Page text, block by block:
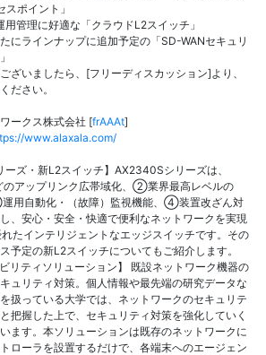
ポイント」
用管理に好適な「クラウドL2スイッチ」
にラインナップに追加予定の「SD-WANセキュリ
ざいましたら、[フリーディスカッション]より、
ださい。
ークス株式会社 [frAAAt]
www.alaxala.com/
ズ・新L2スイッチ】AX2340Sシリーズは、
アップリンク広帯域化、②業界最高レベルの
用自動化・（故障）監視機能、④装置改ざん対
、安心・安全・快適で便利なネットワークを実現
たインテリジェントなエッジスイッチです。その
予定の新L2スイッチについてもご紹介します。
リティソリューション】 既設ネットワーク機器の
ュリティ対策。個人情報や最先端の研究データな
扱っている大学では、ネットワークのセキュリテ
把握した上で、セキュリティ対策を強化していく
ます。本ソリューションは既存のネットワークに
ローラを設置するだけで、各端末へのエージェン